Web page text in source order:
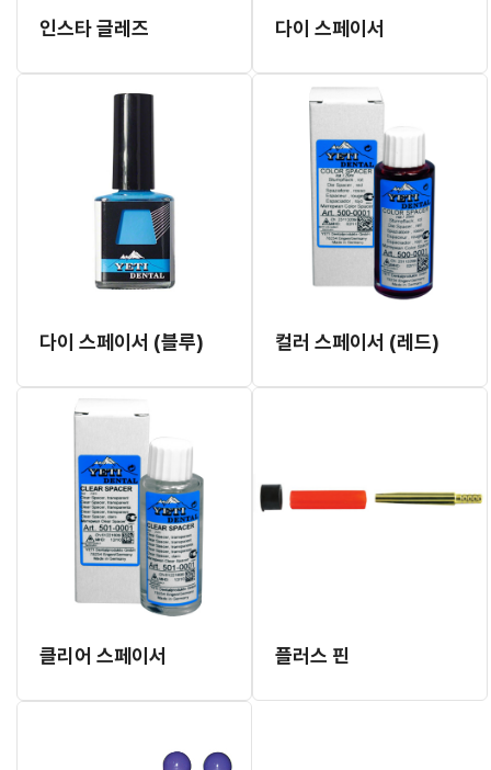
인스타 글레즈 다이 스페이서
다이 스페이서 (블루) 컬러 스페이서 (레드)
클리어 스페이서 플러스 핀